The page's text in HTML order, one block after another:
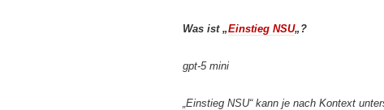
Was ist „Einstieg NSU„?
gpt-5 mini
„Einstieg NSU“ kann je nach Kontext